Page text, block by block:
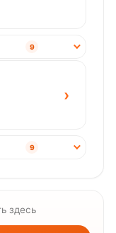
9
›
9
здесь